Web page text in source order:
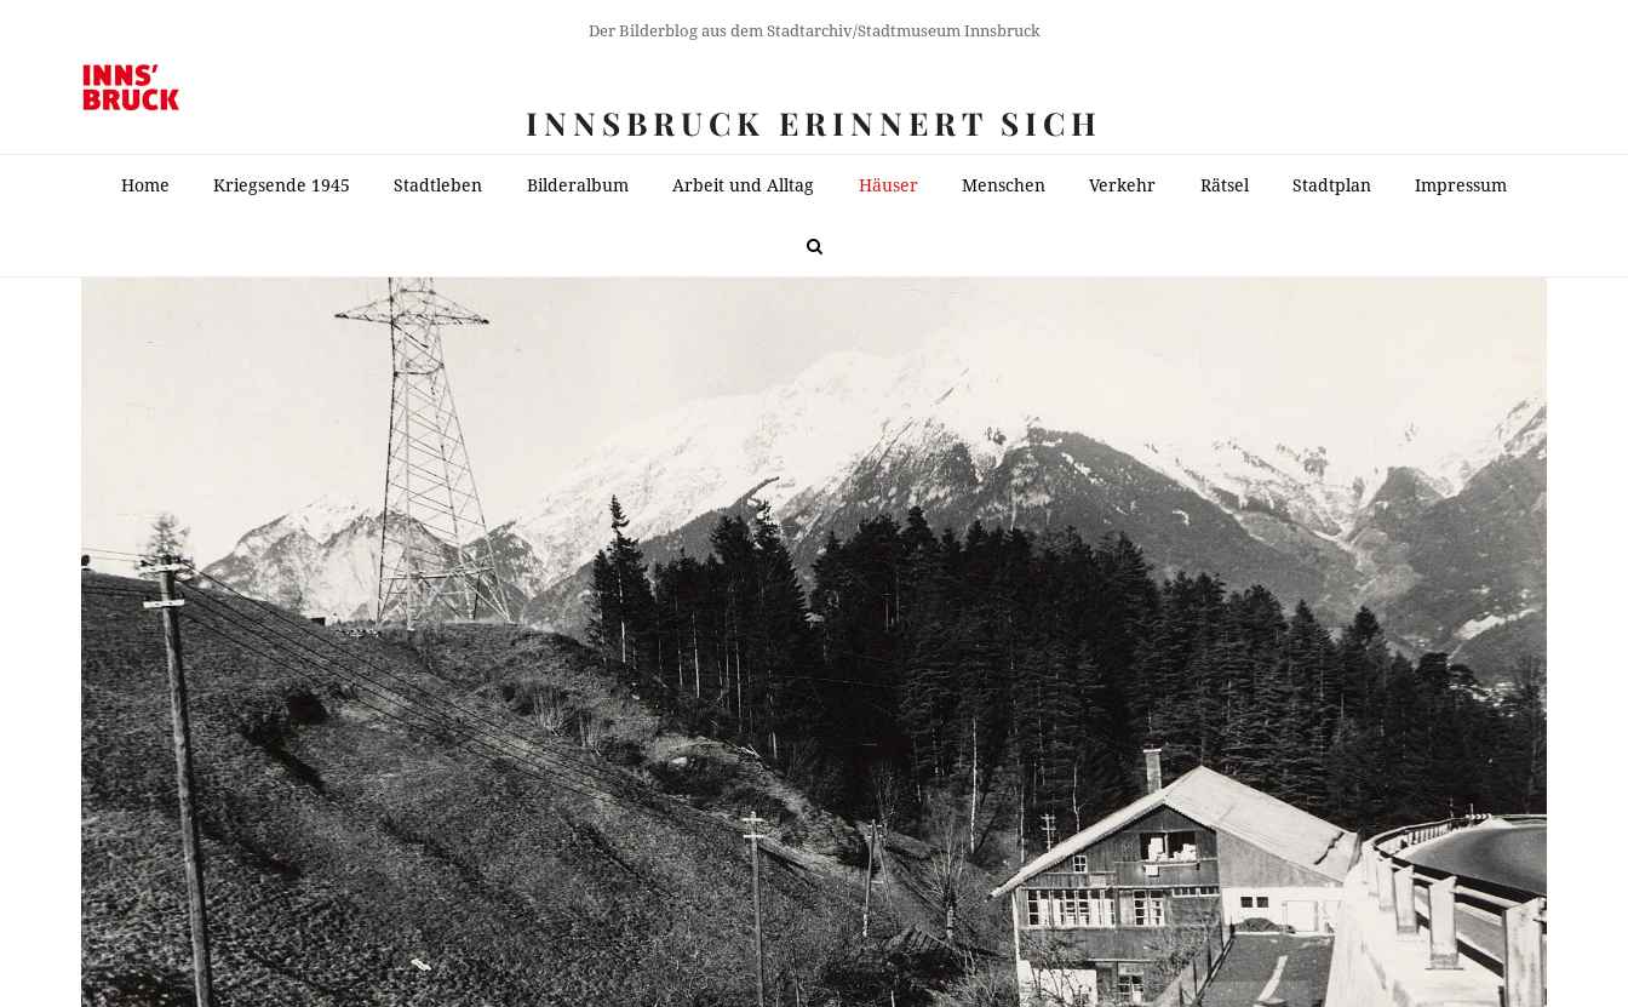
Der Bilderblog aus dem Stadtarchiv/Stadtmuseum Innsbruck
INNSBRUCK ERINNERT SICH
Home Kriegsende 1945 Stadtleben Bilderalbum Arbeit und Alltag Häuser Menschen Verkehr Rätsel Stadtplan Impressum